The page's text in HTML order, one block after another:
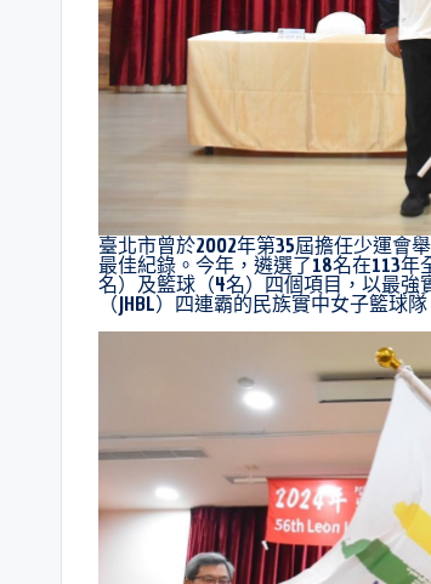
臺北市曾於2002年第35屆擔任少運會
最佳紀錄。今年，遴選了18名在113
名）及籃球（4名）四個項目，以最
（JHBL）四連霸的民族實中女子籃球